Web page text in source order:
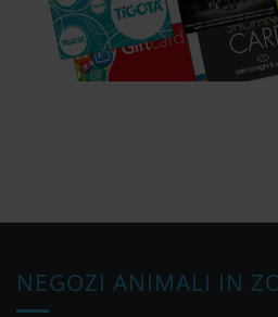
NEGOZI ANIMALI IN